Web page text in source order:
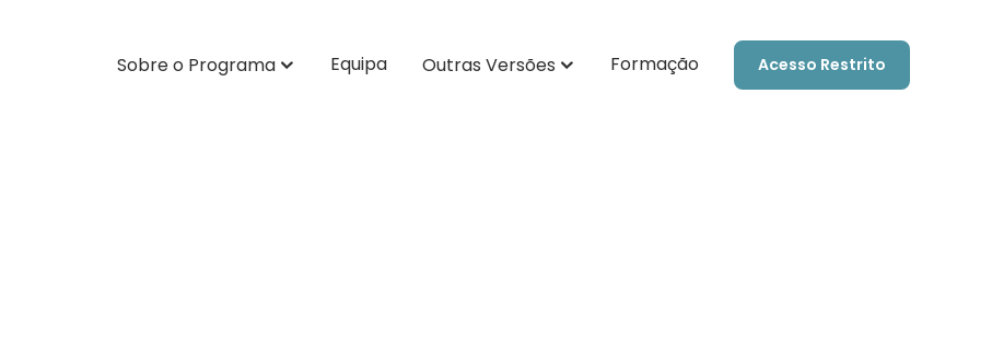
Sobre o Programa Equipa Outras Versões Formação Acesso Restrito